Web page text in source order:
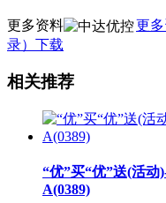
更多资料
更
录）下载
相关推荐
“优”买“优”送(活
A(0389)